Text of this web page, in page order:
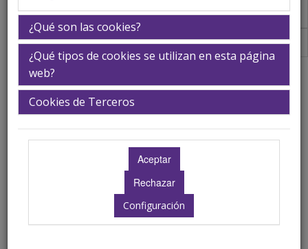
¿Qué son las cookies?
¿Qué tipos de cookies se utilizan en esta página
web?
Cookies de Terceros
Configuración
Envío de comunicaciones
Plantilla
Omar Rahmouni Samani